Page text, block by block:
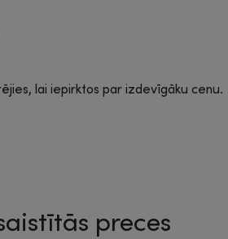
lai iepirktos par izdevīgāku cenu.
preces